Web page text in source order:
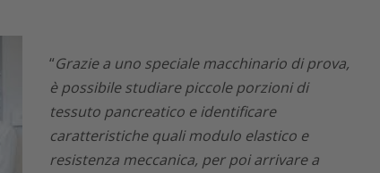
“Grazie a uno speciale macchinario di prova,
è possibile studiare piccole porzioni di
tessuto pancreatico e identificare
caratteristiche quali modulo elastico e
resistenza meccanica, per poi arrivare a